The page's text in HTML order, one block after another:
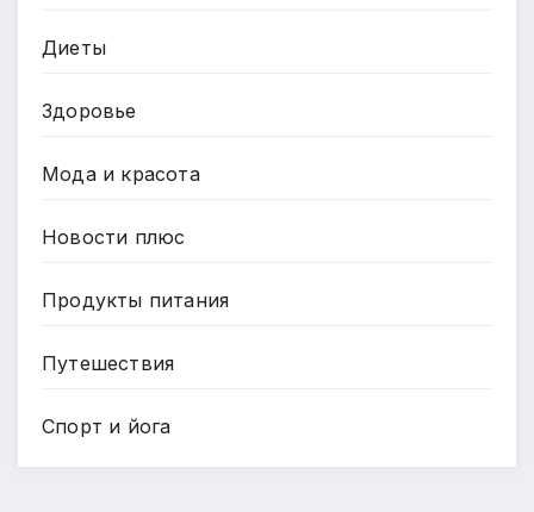
Диеты
Здоровье
Мода и красота
Новости плюс
Продукты питания
Путешествия
Спорт и йога